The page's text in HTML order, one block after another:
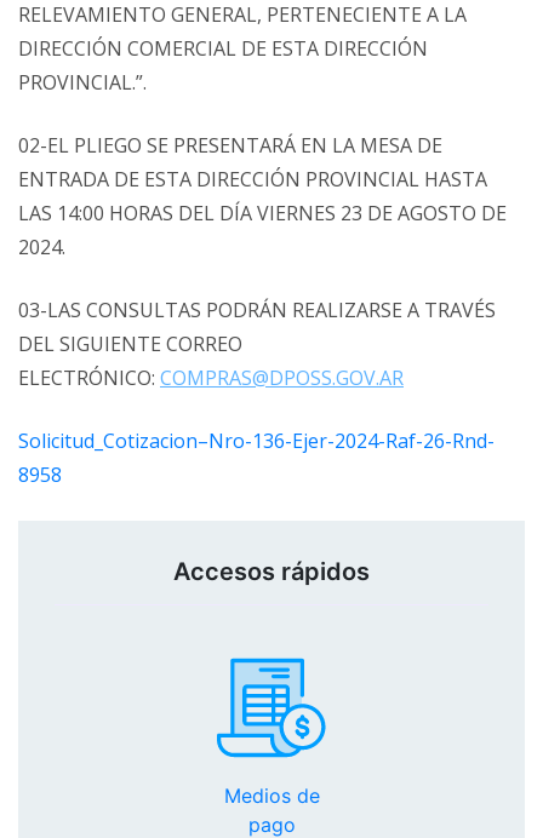
RELEVAMIENTO GENERAL, PERTENECIENTE A LA
DIRECCIÓN COMERCIAL DE ESTA DIRECCIÓN
PROVINCIAL.”.
02-EL PLIEGO SE PRESENTARÁ EN LA MESA DE
ENTRADA DE ESTA DIRECCIÓN PROVINCIAL HASTA
LAS 14:00 HORAS DEL DÍA VIERNES 23 DE AGOSTO DE
2024.
03-LAS CONSULTAS PODRÁN REALIZARSE A TRAVÉS
DEL SIGUIENTE CORREO
ELECTRÓNICO: COMPRAS@DPOSS.GOV.AR
Solicitud_Cotizacion–Nro-136-Ejer-2024-Raf-26-Rnd-
8958
Accesos rápidos
Medios de
pago